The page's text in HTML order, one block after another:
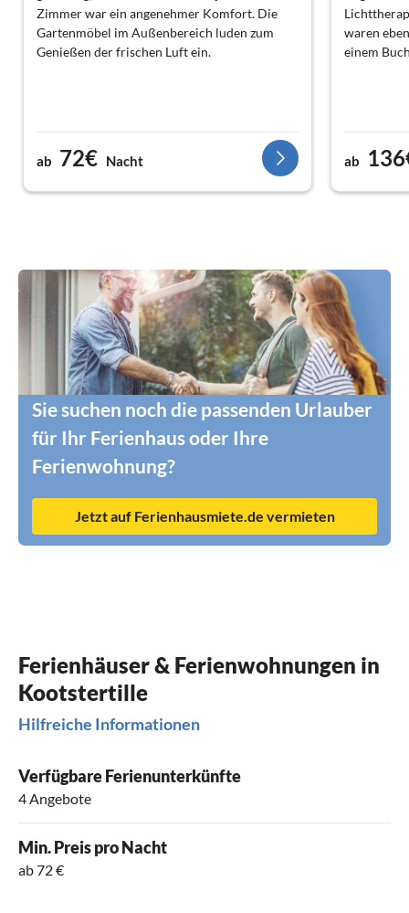
Zimmer war ein angenehmer Komfort. Die
Gartenmöbel im Außenbereich luden zum
Genießen der frischen Luft ein.
ab 72€ Nacht
waren
einem
ab
Sie suchen noch die passenden Urlauber
für Ihr Ferienhaus oder Ihre
Ferienwohnung?
Jetzt auf Ferienhausmiete.de vermieten
Ferienhäuser & Ferienwohnungen in
Kootstertille
Hilfreiche Informationen
Verfügbare Ferienunterkünfte
4 Angebote
Min. Preis pro Nacht
ab 72 €